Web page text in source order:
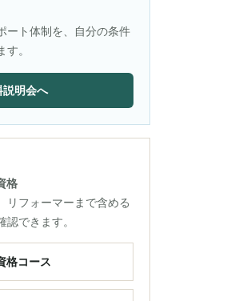
ート体制を、自分の条件
。
説明会へ
格
リフォーマーまで含める
できます。
格コース